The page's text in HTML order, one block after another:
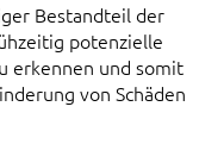
Bestandteil der
potenzielle
erkennen und somit
von Schäden